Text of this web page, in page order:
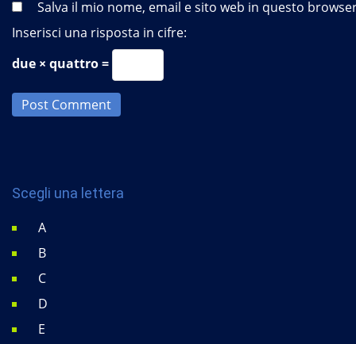
Salva il mio nome, email e sito web in questo
Inserisci una risposta in cifre:
due × quattro =
Post Comment
Scegli una lettera
A
B
C
D
E